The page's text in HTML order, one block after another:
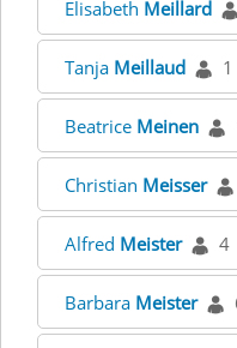
Elisabeth Meillard
Tanja Meillaud 1
Beatrice Meinen
Christian Meisser
Alfred Meister 4
Barbara Meister